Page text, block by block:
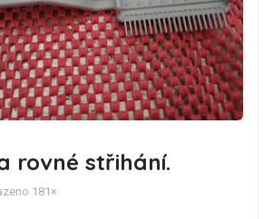
rovné střihání.
181×